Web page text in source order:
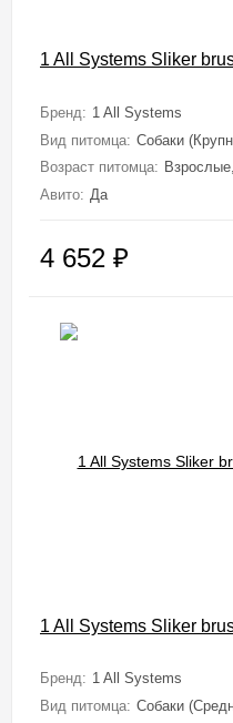
1 All Systems Sliker
Бренд: 1 All Systems
Вид питомца: Собаки
Возраст питомца:
Авито: Да
4 652 ₽
1 All Systems Sliker
Бренд: 1 All Systems
Вид питомца: Собаки